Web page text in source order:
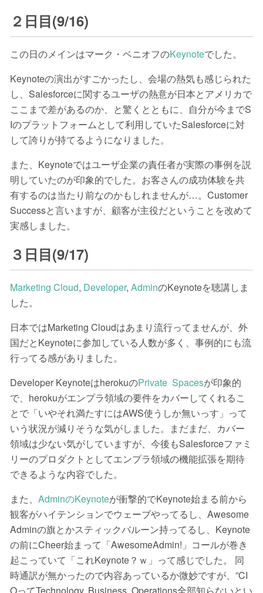
２日目(9/16)
この日のメインはマーク・ベニオフのKeynoteでした。
Keynoteの演出がすごかったし、会場の熱気も感じられた
し、Salesforceに関するユーザの熱意が日本とアメリカで
ここまで差があるのか、と驚くとともに、自分が今までS
Iのプラットフォームとして利用していたSalesforceに対
して誇りが持てるようになりました。
また、Keynoteではユーザ企業の責任者が実際の事例を説
明していたのが印象的でした。お客さんの成功体験を共
有するのは当たり前なのかもしれませんが…。Customer
Successと言いますが、顧客が主役だということを改めて
実感しました。
３日目(9/17)
Marketing Cloud, Developer, AdminのKeynoteを聴講しま
した。
日本ではMarketing Cloudはあまり流行ってませんが、外
国だとKeynoteに参加している人数が多く、事例的にも流
行ってる感がありました。
Developer KeynoteはherokuのPrivate Spacesが印象的
で、herokuがエンプラ領域の要件をカバーしてくれるこ
とで「いやそれ満たすにはAWS使うしか無いっす」って
いう状況が減りそうな気がしました。まだまだ、カバー
領域は少ない気がしていますが、今後もSalesforceファミ
リーのプロダクトとしてエンプラ領域の機能拡張を期待
できるような内容でした。
また、 AdminのKeynoteが衝撃的でKeynote始まる前から
観客がハイテンションでウェーブやってるし、Awesome
Adminの旗とかスティックバルーン持ってるし、Keynote
の前にCheer始まって「AwesomeAdmin!」コールが巻き
起こっていて「これKeynote？ｗ」って感じでした。 同
時通訳が無かったので内容あっているか微妙ですが、”CI
OってTechnology, Business, Operations全部知らないとい